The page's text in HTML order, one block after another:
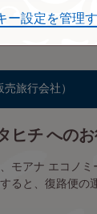
03-6228-5605)
旅行会社）
ヒチ への
モアナ エコノミ
ると、復路便の
ー設定を管理